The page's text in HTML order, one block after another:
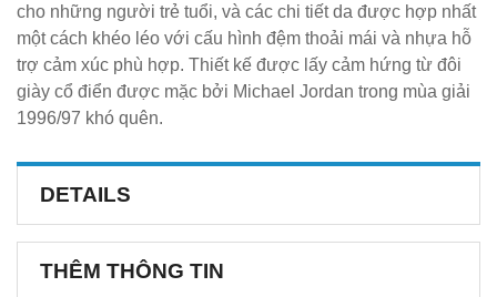
cho những người trẻ tuổi, và các chi tiết da được hợp nhất
một cách khéo léo với cấu hình đệm thoải mái và nhựa hỗ
trợ cảm xúc phù hợp. Thiết kế được lấy cảm hứng từ đôi
giày cổ điển được mặc bởi Michael Jordan trong mùa giải
1996/97 khó quên.
DETAILS
THÊM THÔNG TIN